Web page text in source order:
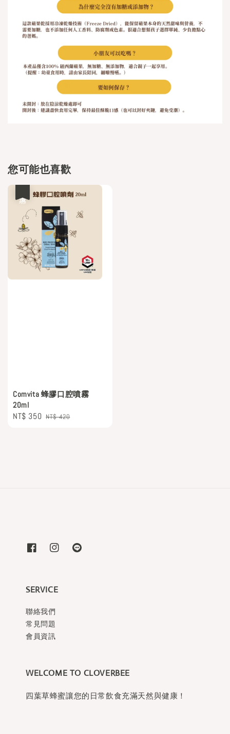
您可能也喜歡
Comvita 蜂膠口腔噴霧
20ml
Sale
NT$ 350 Regular
NT$ 420
SERVICE
聯絡我們
常見問題
會員資訊
WELCOME TO CLOVERBEE
四葉草蜂蜜讓您的日常飲食充滿天然與健康！